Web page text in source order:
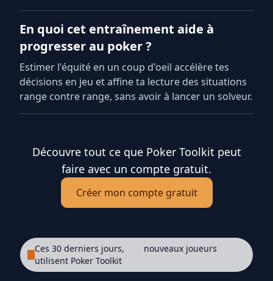
En quoi cet entraînement aide à
progresser au poker ?
Estimer l'équité en un coup d'oeil accélère tes
décisions en jeu et affine ta lecture des situations
range contre range, sans avoir à lancer un solveur.
Découvre tout ce que Poker Toolkit peut
faire avec un compte gratuit.
Créer mon compte gratuit
Ces 30 derniers jours,
nouveaux joueurs
utilisent Poker Toolkit